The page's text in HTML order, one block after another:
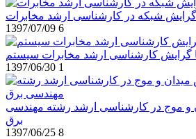
گرایش شبکه در کارشناسی ارشد مخابرات
1397/07/09 6
گرایش کارشناسی ارشد مخابرات سیستم
1397/06/30 1
و موج در کارشناسی ارشد رشته مهندسی
برق
1397/06/25 8